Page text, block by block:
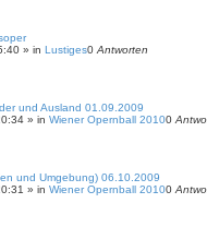
» in Lustiges0 Antworten
und Ausland 01.09.2009
» in Wiener Opernball 20100
und Umgebung) 06.10.2009
» in Wiener Opernball 20100